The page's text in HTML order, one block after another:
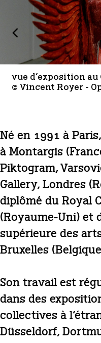
vue d’exposition au
© Vincent Royer -
Né en 1991 à
à Montargis
Piktogram,
Gallery, Londres
diplômé du Royal
(Royaume-Uni) et
supérieure des
Bruxelles
Son travail est
dans des
collectives à
Düsseldorf,